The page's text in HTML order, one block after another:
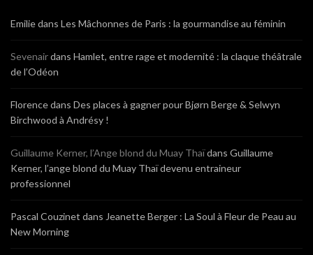
Emiliedans Les Mâchonnes de Paris : la gourmandise au féminin
Sevenairdans Hamlet, entre rage et modernité : la claque théâtrale
de l’Odéon
Florencedans Des places à gagner pour Bjørn Berge & Selwyn
Birchwood à Andrésy !
Guillaume Kerner, l’Ange blond du Muay Thaïdans Guillaume
Kerner, l’ange blond du Muay Thaï devenu entraineur
professionnel
Pascal Couzinet dans Jeanette Berger : La Soul à Fleur de Peau au
New Morning